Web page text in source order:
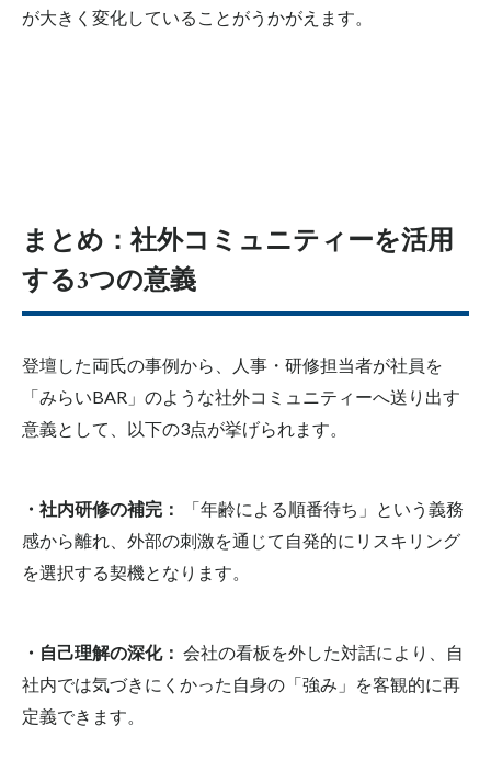
が大きく変化していることがうかがえます。
まとめ： 社外コミュニティーを活用
する3つの意義
登壇した両氏の事例から、人事・研修担当者が社員を
「みらいBAR」のような社外コミュニティーへ送り出す
意義として、以下の3点が挙げられます。
・社内研修の補完：
「年齢による順番待ち」という義務
感から離れ、外部の刺激を通じて自発的にリスキリング
を選択する契機となります。
・自己理解の深化： 会社の看板を外した対話により、自
社内では気づきにくかった自身の「強み」を客観的に再
定義できます。